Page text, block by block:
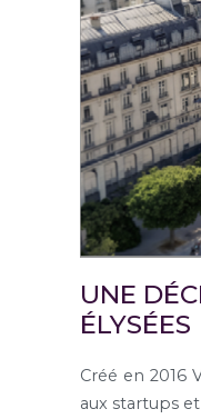
UNE
ÉLYSÉES
Créé en 2016
aux startups